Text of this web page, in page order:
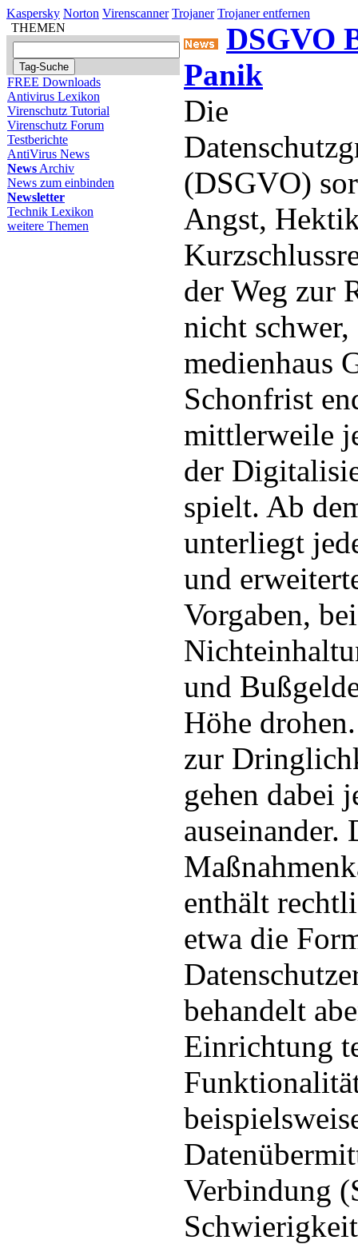
Kaspersky Norton Virenscanner Trojaner Trojaner entfernen
THEMEN
FREE Downloads
Antivirus Lexikon
Virenschutz Tutorial
Virenschutz Forum
Testberichte
AntiVirus News
News Archiv
News zum einbinden
Newsletter
Technik Lexikon
weitere Themen
DSGVO
Panik
Die
(DSGVO)
Angst,
der Weg zur
nicht
medienhaus
Schonfrist
mittlerweile
der
spielt. Ab
unterliegt
und
Vorgaben,
und
Höhe
zur
gehen dabei
auseinander.
enthält
etwa die
behandelt
Einrichtung
Verbindung